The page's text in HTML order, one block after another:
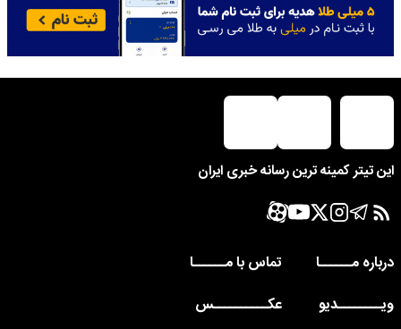
این تیتر کمینه ترین رسانه خبری ایران
درباره مــــــا
تماس با مــــــا
ویــــــــدیو
عکــــــــــس